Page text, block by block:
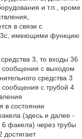
и т.п., кроме
в связи с
3с, имеющими функцию
3, то входы 36
сообщения с выходом
средства 3
сообщения с трубой 4
в состоянии
(здесь и далее -
факела) через трубы